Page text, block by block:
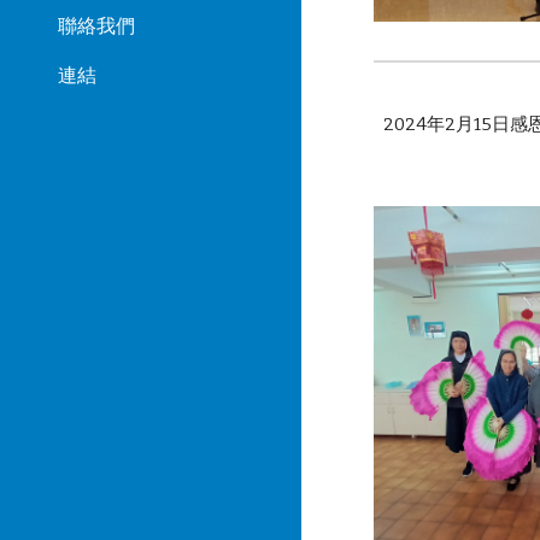
聯絡我們
連結
2024年2月15日感